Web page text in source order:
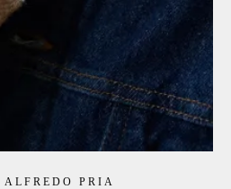
PRIA